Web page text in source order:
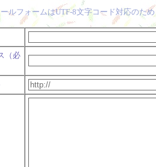
ルフォームはUTF-8文字コード対応のた
（必